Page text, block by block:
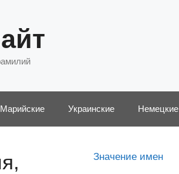
Марийские Украинские Немецкие
Значение имен